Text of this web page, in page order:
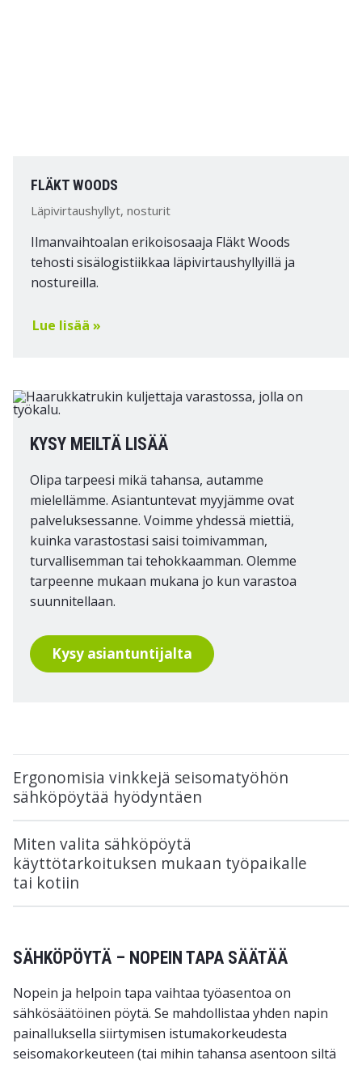
FLÄKT WOODS
Läpivirtaushyllyt, nosturit
Ilmanvaihtoalan erikoisosaaja Fläkt Woods
tehosti sisälogistiikkaa läpivirtaushyllyillä ja
nostureilla.
Lue lisää »
KYSY MEILTÄ LISÄÄ
Olipa tarpeesi mikä tahansa, autamme
mielellämme. Asiantuntevat myyjämme ovat
palveluksessanne. Voimme yhdessä miettiä,
kuinka varastostasi saisi toimivamman,
turvallisemman tai tehokkaamman. Olemme
tarpeenne mukaan mukana jo kun varastoa
suunnitellaan.
Kysy asiantuntijalta
Ergonomisia vinkkejä seisomatyöhön
sähköpöytää hyödyntäen
Miten valita sähköpöytä
käyttötarkoituksen mukaan työpaikalle
tai kotiin
SÄHKÖPÖYTÄ – NOPEIN TAPA SÄÄTÄÄ
Nopein ja helpoin tapa vaihtaa työasentoa on
sähkösäätöinen pöytä. Se mahdollistaa yhden napin
painalluksella siirtymisen istumakorkeudesta
seisomakorkeuteen (tai mihin tahansa asentoon siltä